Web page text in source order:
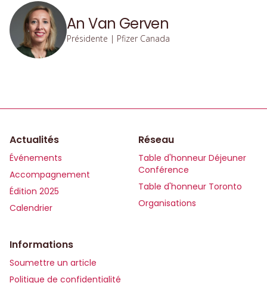
An Van Gerven
Présidente | Pfizer Canada
Actualités
Événements
Accompagnement
Édition 2025
Calendrier
Réseau
Table d'honneur Déjeuner
Conférence
Table d'honneur Toronto
Organisations
Informations
Soumettre un article
Politique de confidentialité